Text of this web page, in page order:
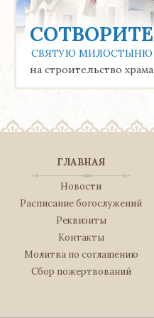
СОТВОРИТЕ
СВЯТУЮ МИЛОСТЫНЮ
на строительство храма
ГЛАВНАЯ
Новости
Расписание богослужений
Реквизиты
Контакты
Молитва по соглашению
Сбор пожертвований